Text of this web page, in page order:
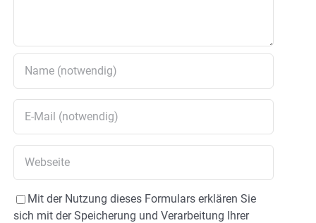
Mit der Nutzung dieses Formulars erklären Sie
sich mit der Speicherung und Verarbeitung Ihrer